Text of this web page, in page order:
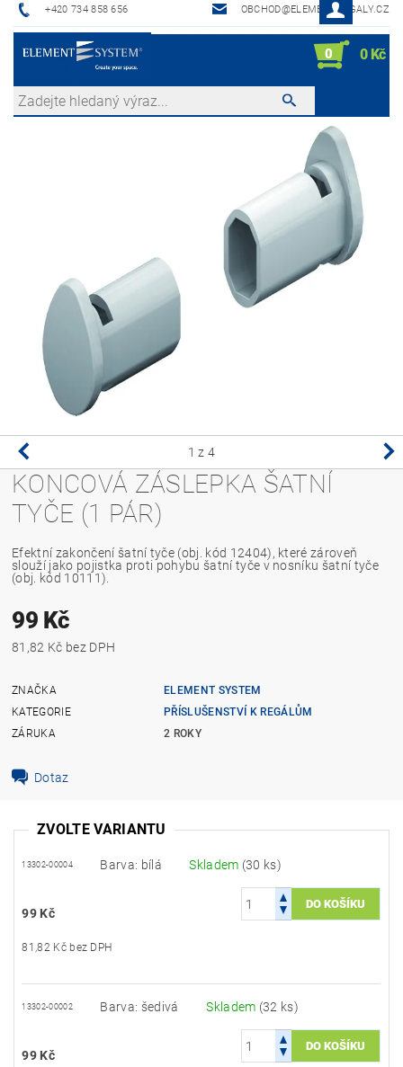
+420 734 858 656 OBCHOD@ELEMENTREGALY.CZ
0 0 Kč
1 z 4
KONCOVÁ ZÁSLEPKA ŠATNÍ
TYČE (1 PÁR)
Efektní zakončení šatní tyče (obj. kód 12404), které zároveň
slouží jako pojistka proti pohybu šatní tyče v nosníku šatní tyče
(obj. kód 10111).
99 Kč
81,82 Kč bez DPH
ZNAČKA
ELEMENT SYSTEM
KATEGORIE
PŘÍSLUŠENSTVÍ K REGÁLŮM
ZÁRUKA
2 ROKY
Dotaz
ZVOLTE VARIANTU
13302-00004 Barva: bílá Skladem (30 ks)
99 Kč
81,82 Kč bez DPH
13302-00002 Barva: šedivá Skladem (32 ks)
99 Kč